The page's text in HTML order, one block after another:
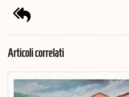
Articoli correlati